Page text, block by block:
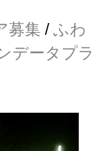
募集 /ふわ
データプラ